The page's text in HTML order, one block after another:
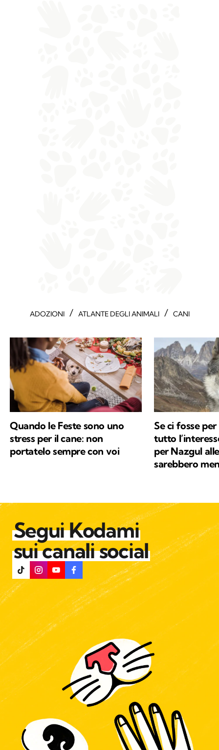
ADOZIONI / ATLANTE DEGLI ANIMALI / CANI
Quando le Feste sono uno
stress per il cane: non
portatelo sempre con voi
Se ci fosse
tutto
per Nazgul
sarebbero
Segui Kodami
sui canali social